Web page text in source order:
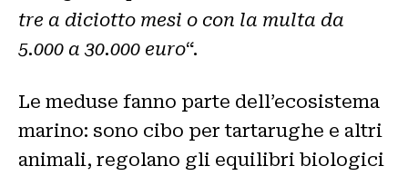
tre a diciotto mesi o con la multa da
5.000 a 30.000 euro“.
Le meduse fanno parte dell’ecosistema
marino: sono cibo per tartarughe e altri
animali, regolano gli equilibri biologici